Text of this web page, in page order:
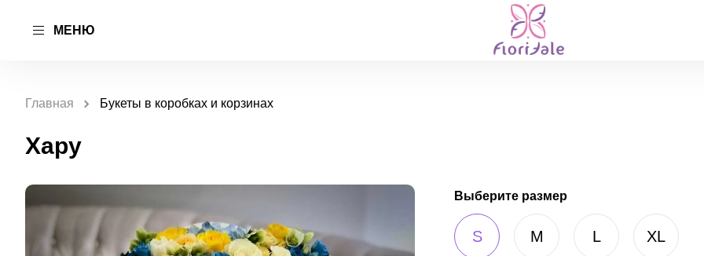
МЕНЮ
Главная Букеты в коробках и корзинах
Хару
Выберите размер
S M L XL